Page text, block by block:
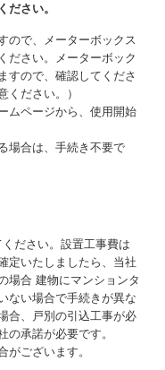
ださい。
ので、メーターボックス
ださい。メーターボック
すので、確認してくださ
ください。）
ムページから、使用開始
場合は、手続き不要で
ださい。設置工事費は
定いたしましたら、当社
場合 建物にマンションタ
ない場合で手続きが異な
合、戸別の引込工事が必
の承諾が必要です。
がございます。